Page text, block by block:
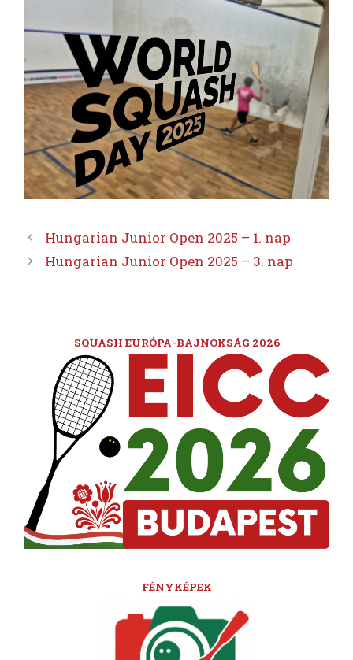
Hungarian Junior Open 2025 – 1. nap
Hungarian Junior Open 2025 – 3. nap
SQUASH EURÓPA-BAJNOKSÁG 2026
FÉNYKÉPEK